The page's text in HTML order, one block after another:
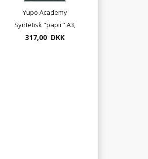
Yupo Academy
Syntetisk "papir" A3,
200 gr. til bl.a. alkohol
317,00 DKK